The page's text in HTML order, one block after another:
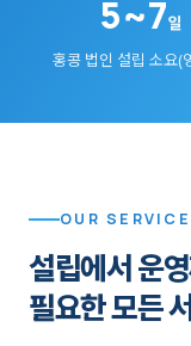
5~7일
홍콩 법인 설립 소요(
OUR
설립에서 운
필요한 모든